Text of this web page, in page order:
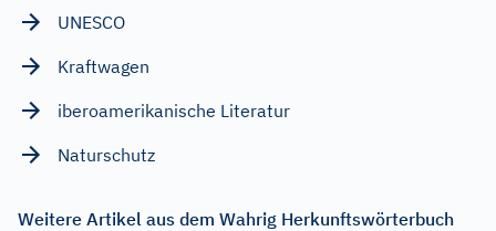
UNESCO
Kraftwagen
iberoamerikanische Literatur
Naturschutz
Weitere Artikel aus dem Wahrig Herkunftswörterbuch